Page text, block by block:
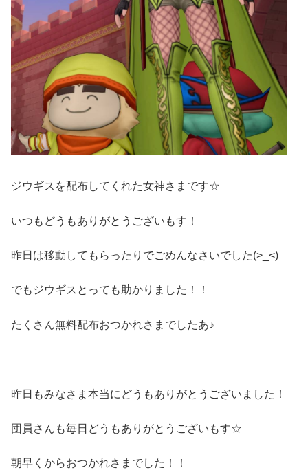
ジウギスを配布してくれた女神さまです☆
いつもどうもありがとうございもす！
昨日は移動してもらったりでごめんなさいでした(>_<)
でもジウギスとっても助かりました！！
たくさん無料配布おつかれさまでしたあ♪
昨日もみなさま本当にどうもありがとうございました！
団員さんも毎日どうもありがとうございもす☆
朝早くからおつかれさまでした！！